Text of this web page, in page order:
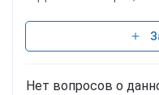
Нет вопросов о